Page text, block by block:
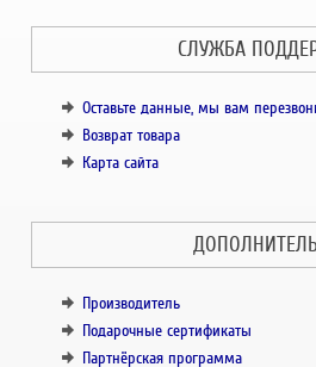
СЛУЖБА
Оставьте данные, мы вам
Возврат товара
Карта сайта
Производитель
Подарочные сертификаты
Партнёрская программа